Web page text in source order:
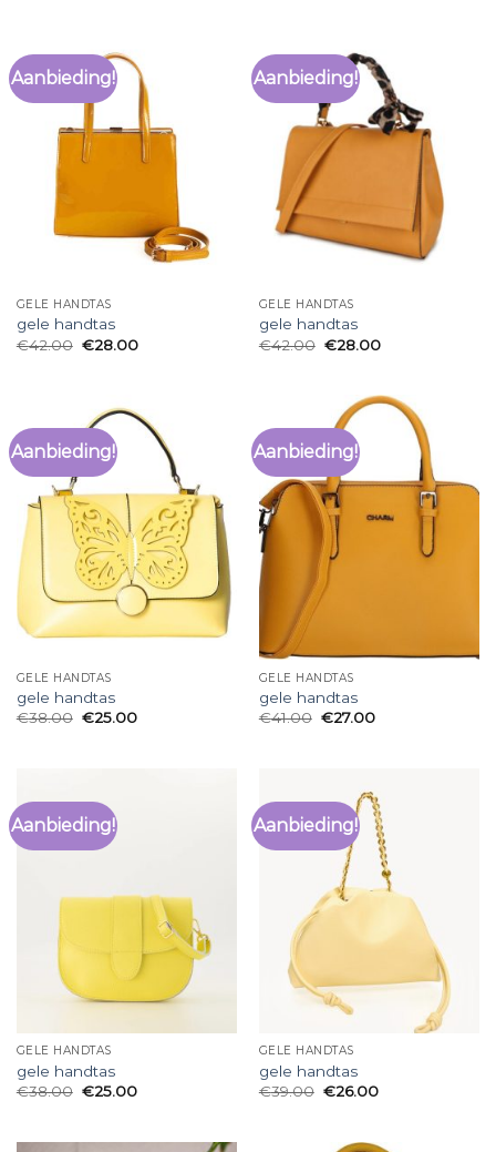
Aanbieding!
GELE HANDTAS
gele handtas
€42.00 €28.00
Aanbieding!
GELE HANDTAS
gele handtas
€42.00 €28.00
Aanbieding!
GELE HANDTAS
gele handtas
€38.00 €25.00
Aanbieding!
GELE HANDTAS
gele handtas
€41.00 €27.00
Aanbieding!
GELE HANDTAS
gele handtas
€38.00 €25.00
Aanbieding!
GELE HANDTAS
gele handtas
€39.00 €26.00